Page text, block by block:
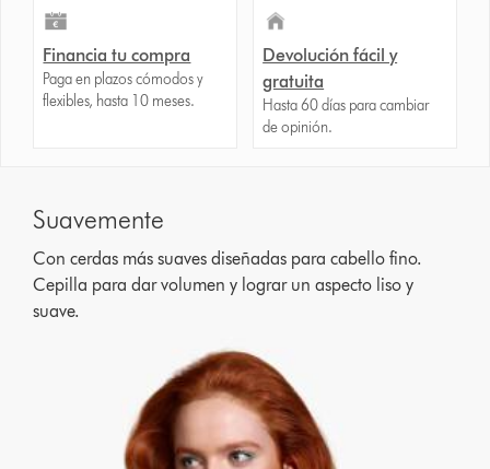
Financia tu compra
Paga en plazos cómodos y
flexibles, hasta 10 meses.
Devolución fácil y
gratuita
Hasta 60 días para cambiar
de opinión.
Suavemente
Con cerdas más suaves diseñadas para cabello fino.
Cepilla para dar volumen y lograr un aspecto liso y
suave.